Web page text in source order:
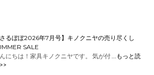
さるぼぼ2026年7月号】キノクニヤの売り尽くし
SALE
にちは！家具キノクニヤです。 気が付 … もっと読